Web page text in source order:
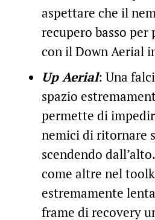
aspettare che il
recupero basso
con il Down Aerial
Up Aerial: Una
spazio
permette di
nemici di ritornare
scendendo
come altre nel
estremamente
frame di recovery